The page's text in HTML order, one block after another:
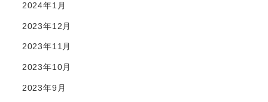
2024年1月
2023年12月
2023年11月
2023年10月
2023年9月